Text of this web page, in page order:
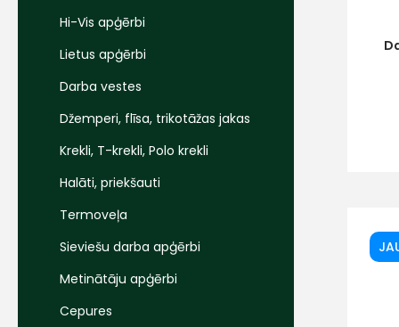
Hi-Vis apģērbi
Lietus apģērbi
Darba vestes
Džemperi, flīsa, trikotāžas jakas
Krekli, T-krekli, Polo krekli
Halāti, priekšauti
Termoveļa
Sieviešu darba apģērbi
Metinātāju apģērbi
Cepures